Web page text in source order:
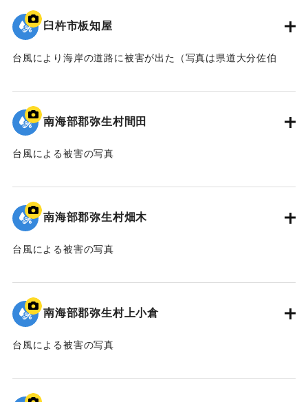
臼杵市板知屋
台風により海岸の道路に被害が出た（写真は県道大分佐伯
｜固有コード:
南海部郡弥生村間田
台風による被害の写真
｜固有コード:00635010
南海部郡弥生村畑木
台風による被害の写真
｜固有コード:00635011
南海部郡弥生村上小倉
台風による被害の写真
｜固有コード:00635012